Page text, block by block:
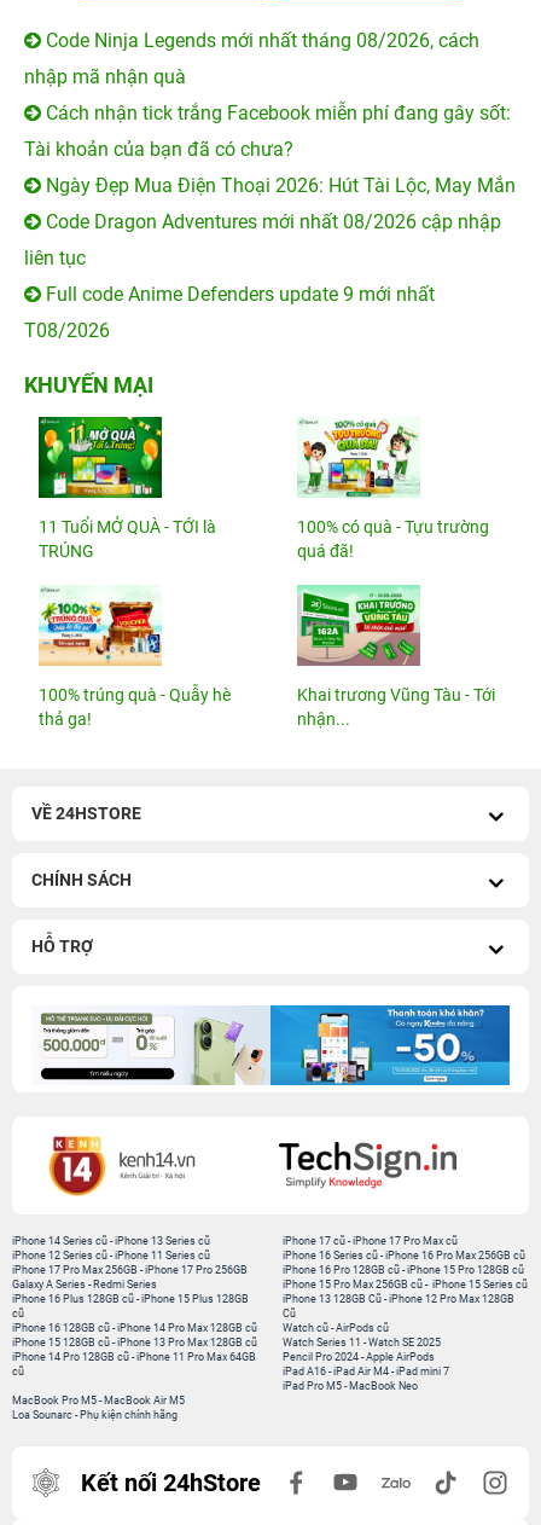
Code Ninja Legends mới nhất tháng 08/2026, cách
nhập mã nhận quà
Cách nhận tick trắng Facebook miễn phí đang gây sốt:
Tài khoản của bạn đã có chưa?
Ngày Đẹp Mua Điện Thoại 2026: Hút Tài Lộc, May Mắn
Code Dragon Adventures mới nhất 08/2026 cập nhập
liên tục
Full code Anime Defenders update 9 mới nhất
T08/2026
KHUYẾN MẠI
11 Tuổi MỞ QUÀ - TỚI là
TRÚNG
100% có quà - Tựu trường
quá đã!
100% trúng quà - Quẫy hè
thả ga!
Khai trương Vũng Tàu - Tới
nhận...
VỀ 24HSTORE
CHÍNH SÁCH
HỖ TRỢ
iPhone 14 Series cũ -iPhone 13 Series cũ
iPhone 12 Series cũ -iPhone 11 Series cũ
iPhone 17 Pro Max 256GB -iPhone 17 Pro 256GB
Galaxy A Series - Redmi Series
iPhone 17 cũ -iPhone 17 Pro Max cũ
iPhone 16 Series cũ - iPhone 16 Pro Max 256GB cũ
iPhone 16 Pro 128GB cũ -iPhone 15 Pro 128GB cũ
iPhone 15 Pro Max 256GB cũ - iPhone 15 Series cũ
iPhone 16 Plus 128GB cũ -iPhone 15 Plus 128GB
cũ
iPhone 16 128GB cũ -iPhone 14 Pro Max 128GB cũ
iPhone 15 128GB cũ -iPhone 13 Pro Max 128GB cũ
iPhone 14 Pro 128GB cũ -iPhone 11 Pro Max 64GB
cũ
iPhone 13 128GB Cũ -iPhone 12 Pro Max 128GB
Cũ
Watch cũ -AirPods cũ
Watch Series 11 -Watch SE 2025
Pencil Pro 2024 -Apple AirPods
iPad A16 -iPad Air M4 -iPad mini 7
iPad Pro M5 - MacBook Neo
MacBook Pro M5 - MacBook Air M5
Loa Sounarc - Phụ kiện chính hãng
Kết nối 24hStore